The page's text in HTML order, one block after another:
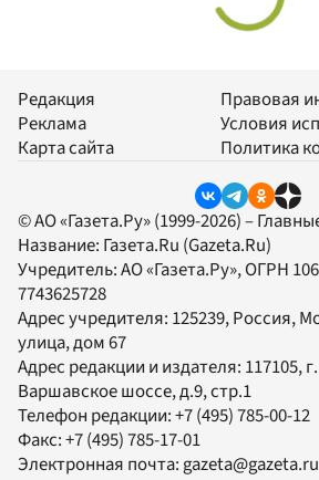
Редакция
Реклама
Карта сайта
Правовая
Условия
Политика
© АО «Газета.Ру» (1999-2026) –
Название: Газета.Ru (Gazeta.Ru)
Учредитель:АО «Газета.Ру», ОГРН
7743625728
Адрес учредителя: 125239, Россия,
улица, дом 67
Адрес редакции и издателя: 117105, г.
Варшавское шоссе, д.9, стр.1
Телефон редакции:+7 (495) 785-00-12
Факс:+7 (495) 785-17-01
Электронная почта:gazeta@gazeta.ru